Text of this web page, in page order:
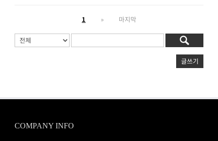
1 » 마지막
글쓰기
COMPANY INFO